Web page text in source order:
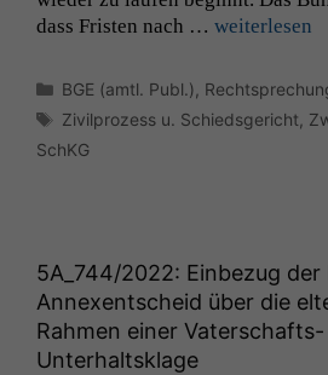
dass Fris­ten nach … weit­er­lesen
Kategorien
BGE (amtl. Publ.)
Schlagwörter
Zivilprozess u. Schiedsgericht
SchKG
5A_744/2022: Einbezug der
Annexentscheid über die
Rahmen einer
Unterhaltsklage